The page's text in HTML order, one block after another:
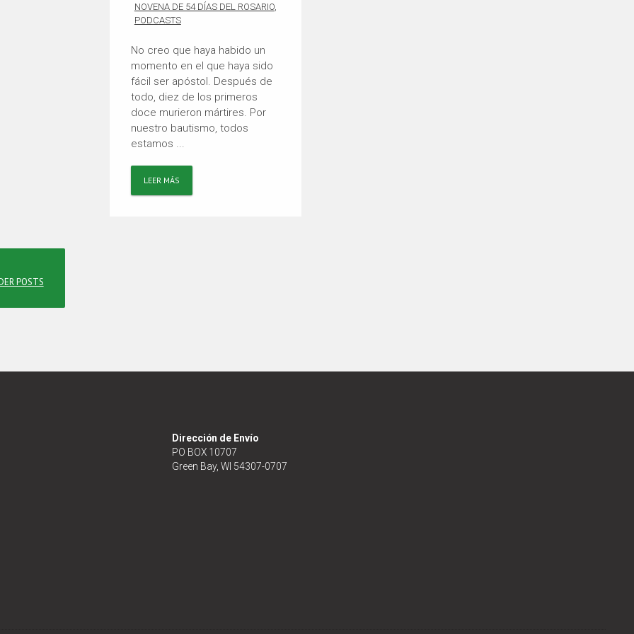
NOVENA DE 54 DÍAS DEL ROSARIO,
PODCASTS
No creo que haya habido un
momento en el que haya sido
fácil ser apóstol. Después de
todo, diez de los primeros
doce murieron mártires. Por
nuestro bautismo, todos
estamos ...
LEER MÁS
POSTS
Dirección de Envío
PO BOX 10707
Green Bay, WI 54307-0707